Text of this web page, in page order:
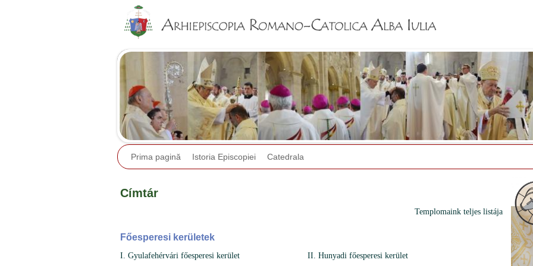
Prima pagină Istoria Episcopiei Catedrala
Címtár
Templomaink teljes listája
Főesperesi kerületek
I. Gyulafehérvári főesperesi kerület
II. Hunyadi főesperesi kerület